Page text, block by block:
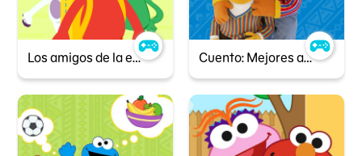
Los amigos de la escuela de Elmo Cuento: Mejores amigos